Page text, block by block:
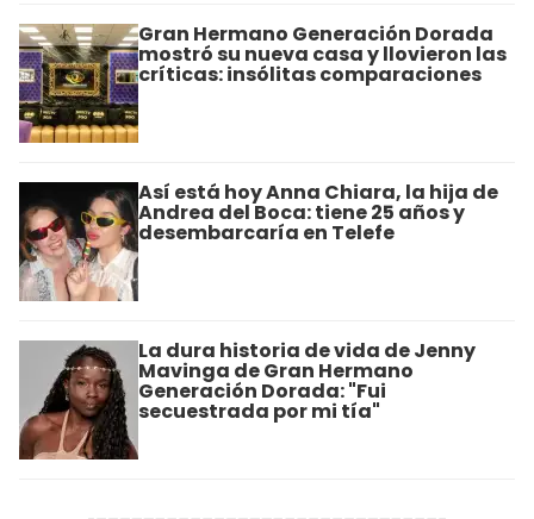
Gran Hermano Generación Dorada
mostró su nueva casa y llovieron las
críticas: insólitas comparaciones
Así está hoy Anna Chiara, la hija de
Andrea del Boca: tiene 25 años y
desembarcaría en Telefe
La dura historia de vida de Jenny
Mavinga de Gran Hermano
Generación Dorada: "Fui
secuestrada por mi tía"